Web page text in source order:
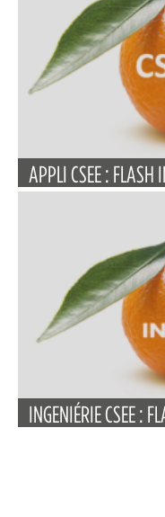
APPLI CSEE :
INGENIÉRIE CSEE :